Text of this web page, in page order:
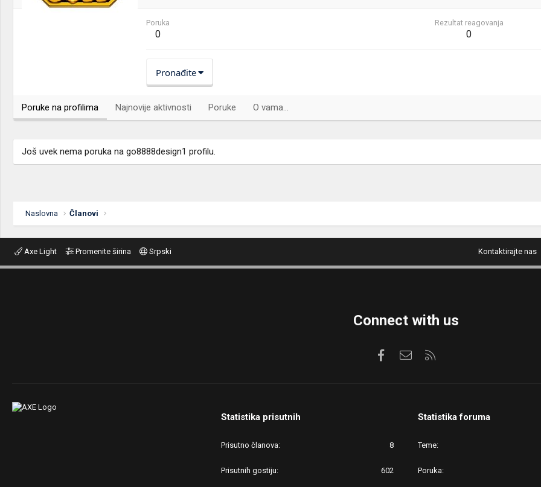
Poruka
0
Rezultat reagovanja
0
Pronađite
Poruke na profilima Najnovije aktivnosti Poruke O vama...
Još uvek nema poruka na go8888design1 profilu.
Naslovna Članovi
Axe Light Promenite širina Srpski Kontaktirajte nas
Connect with us
FacebookKontaktirajte nas
Statistika prisutnih
Prisutno članova 8
Prisutnih gostiju 602
Statistika foruma
Teme
Poruka